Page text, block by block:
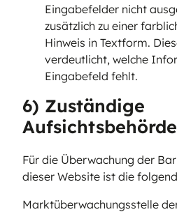
Eingabefelder nicht
zusätzlich zu einer
Hinweis in Textform.
verdeutlicht, welche
Eingabefeld fehlt.
6) Zuständige
Aufsichtsbehörde
Für die Überwachung der
dieser Website ist die
Marktüberwachungsstelle